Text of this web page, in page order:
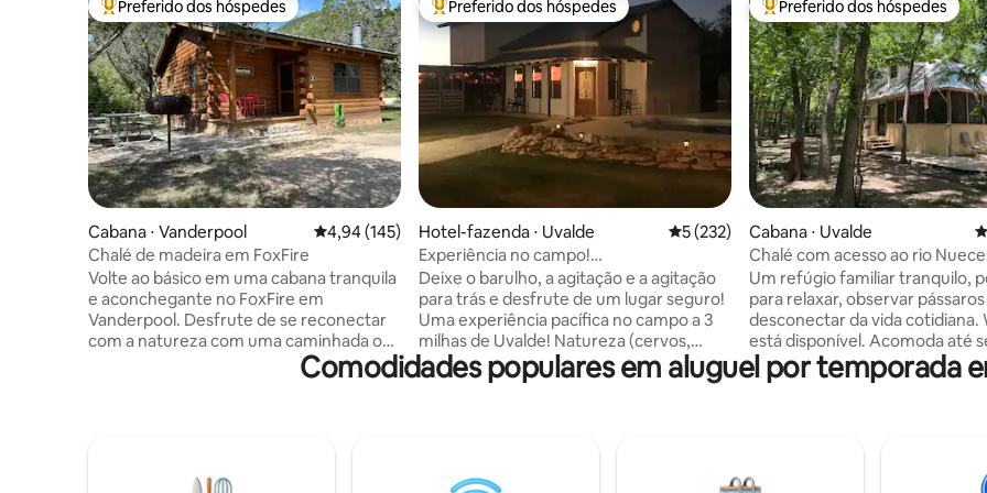
Entre os melhores preferidos dos hóspedes
Preferido dos hóspedes
Cabana ⋅ Vanderpool 4,94 de uma avaliação média de 5, 145 avaliações
4,94 (145)
Chalé de madeira em FoxFire
Volte ao básico em uma cabana tranquila
e aconchegante no FoxFire em
Vanderpool. Desfrute de se reconectar
com a natureza com uma caminhada ou
nado no rio Sabinal, caminhada no Lost
Maples Park, observação de pássaros ou
mas Wi-Fi, anel de fogueira,
Entre os melhores preferidos dos hóspedes
Preferido dos hóspedes
Hotel-fazenda ⋅ Uvalde 5 de uma avaliação média de 5, 232
5 (232)
Experiência no campo!
#thecountryloftuvalde
Deixe o barulho, a agitação e a agitação
para trás e desfrute de um lugar seguro!
Uma experiência pacífica no campo a 3
milhas de Uvalde! Natureza (cervos,
cavalos, vacas, cabras) Café Keurig,
água, saquinhos de chá e pequenos
dúvidas. Nossos vizinhos oferecem
Entre os melhores preferidos
Preferido dos hóspedes
Cabana ⋅ Uvalde
Chalé com acesso ao rio
Um refúgio familiar tranquilo,
para relaxar, observar pássaros
desconectar da vida cotidiana.
está disponível. Acomoda até
pessoas. O nível inferior tem
de tamanho completo,
Um banheiro dentro e um
Localizado a 16 milhas ao norte
Comodidades populares em aluguel por temporada